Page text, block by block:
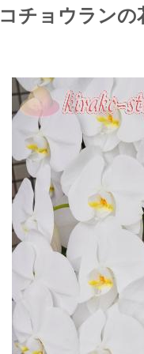
コチョウランの